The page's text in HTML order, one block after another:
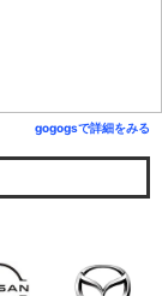
gogogsで詳細をみる